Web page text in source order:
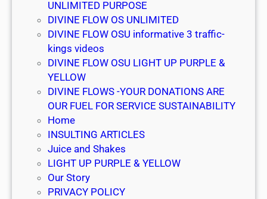
UNLIMITED PURPOSE
DIVINE FLOW OS UNLIMITED
DIVINE FLOW OSU informative 3 traffic-
kings videos
DIVINE FLOW OSU LIGHT UP PURPLE &
YELLOW
DIVINE FLOWS -YOUR DONATIONS ARE
OUR FUEL FOR SERVICE SUSTAINABILITY
Home
INSULTING ARTICLES
Juice and Shakes
LIGHT UP PURPLE & YELLOW
Our Story
PRIVACY POLICY